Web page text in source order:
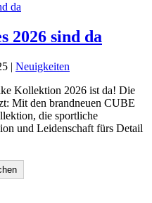
2026 sind da
| Neuigkeiten
Kollektion 2026 ist da! Die
Mit den brandneuen CUBE
die sportliche
und Leidenschaft fürs Detail